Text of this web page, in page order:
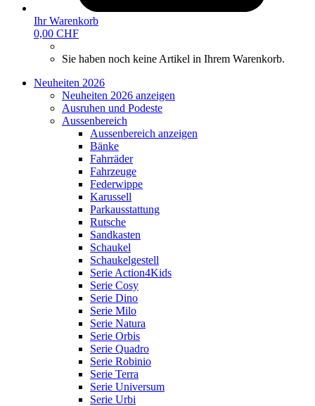
Ihr Warenkorb
0,00 CHF
Sie haben noch keine Artikel in Ihrem Warenkorb.
Neuheiten 2026
Neuheiten 2026 anzeigen
Ausruhen und Podeste
Aussenbereich
Aussenbereich anzeigen
Bänke
Fahrräder
Fahrzeuge
Federwippe
Karussell
Parkausstattung
Rutsche
Sandkasten
Schaukel
Schaukelgestell
Serie Action4Kids
Serie Cosy
Serie Dino
Serie Milo
Serie Natura
Serie Orbis
Serie Quadro
Serie Robinio
Serie Terra
Serie Universum
Serie Urbi